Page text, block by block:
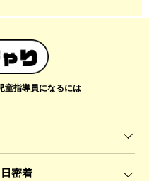
童指導員になるには
密着